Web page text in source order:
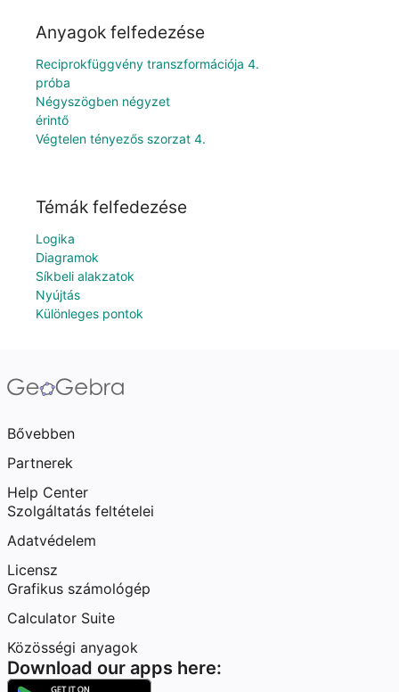
Anyagok felfedezése
Reciprokfüggvény transzformációja 4.
próba
Négyszögben négyzet
érintő
Végtelen tényezős szorzat 4.
Témák felfedezése
Logika
Diagramok
Síkbeli alakzatok
Nyújtás
Különleges pontok
Bővebben
Partnerek
Help Center
Szolgáltatás feltételei
Adatvédelem
Licensz
Grafikus számológép
Calculator Suite
Közösségi anyagok
Download our apps here: